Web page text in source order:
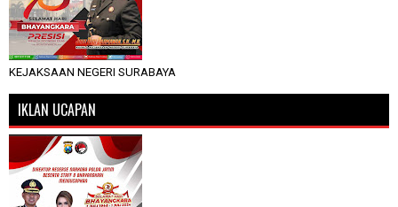
KEJAKSAAN NEGERI SURABAYA
IKLAN UCAPAN